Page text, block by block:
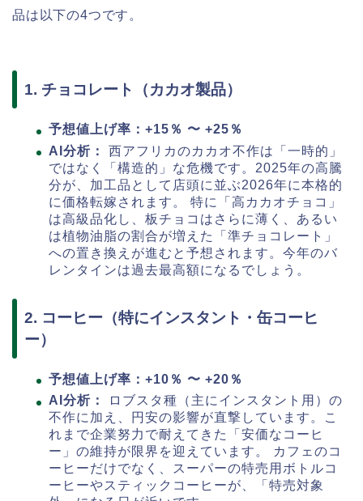
品は以下の4つです。
1. チョコレート（カカオ製品）
予想値上げ率：+15％ 〜 +25％
AI分析：
西アフリカのカカオ不作は「一時的」
ではなく「構造的」な危機です。2025年の高騰
分が、加工品として店頭に並ぶ2026年に本格的
に価格転嫁されます。 特に「高カカオチョコ」
は高級品化し、板チョコはさらに薄く、あるい
は植物油脂の割合が増えた「準チョコレート」
への置き換えが進むと予想されます。今年のバ
レンタインは過去最高額になるでしょう。
2. コーヒー（特にインスタント・缶コーヒ
ー）
予想値上げ率：+10％ 〜 +20％
AI分析：
ロブスタ種（主にインスタント用）の
不作に加え、円安の影響が直撃しています。こ
れまで企業努力で耐えてきた「安価なコーヒ
ー」の維持が限界を迎えています。 カフェのコ
ーヒーだけでなく、スーパーの特売用ボトルコ
ーヒーやスティックコーヒーが、「特売対象